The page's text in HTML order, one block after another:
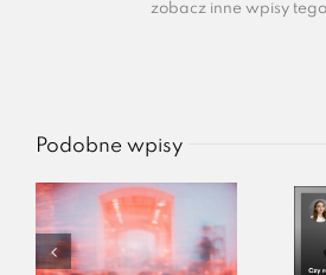
zobacz inne wpisy
Podobne wpisy